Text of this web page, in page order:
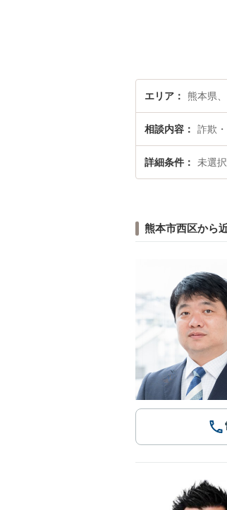
エリア 熊本県
相談内容 詐欺
詳細条件 未選択
熊本市西区から